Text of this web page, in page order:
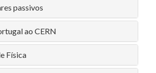
passivos
ao CERN
Física